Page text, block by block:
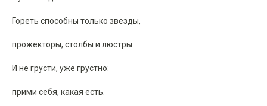
Гореть способны только звезды,
прожекторы, столбы и люстры.
И не грусти, уже грустно:
прими себя, какая есть.